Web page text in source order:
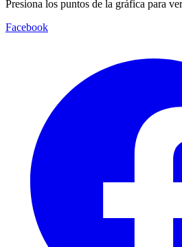
Presiona los puntos de la gráfica para
Facebook